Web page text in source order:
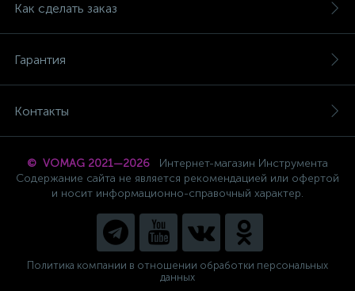
Как сделать заказ
Гарантия
Контакты
© VOMAG 2021—2026
Интернет-магазин Инструмента
Содержание сайта не является рекомендацией или офертой
и носит информационно-справочный характер.
Политика компании в отношении обработки персональных
данных